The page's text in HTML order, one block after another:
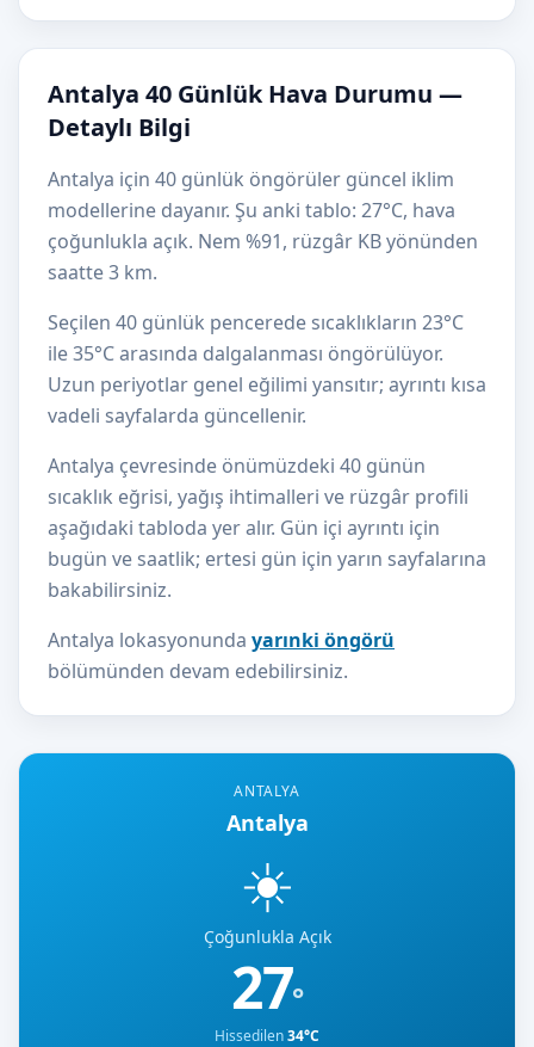
ANTALYA
Antalya
☀️
Çoğunlukla Açık
27°
Hissedilen34°C
Antalya 40 Günlük Hava Durumu —
Detaylı Bilgi
Antalya için 40 günlük öngörüler güncel iklim
modellerine dayanır. Şu anki tablo: 27°C, hava
çoğunlukla açık. Nem %91, rüzgâr KB yönünden
saatte 3 km.
Seçilen 40 günlük pencerede sıcaklıkların 23°C
ile 35°C arasında dalgalanması öngörülüyor.
Uzun periyotlar genel eğilimi yansıtır; ayrıntı kısa
vadeli sayfalarda güncellenir.
Antalya çevresinde önümüzdeki 40 günün
sıcaklık eğrisi, yağış ihtimalleri ve rüzgâr profili
aşağıdaki tabloda yer alır. Gün içi ayrıntı için
bugün ve saatlik; ertesi gün için yarın sayfalarına
bakabilirsiniz.
Antalya lokasyonunda yarınki öngörü
bölümünden devam edebilirsiniz.